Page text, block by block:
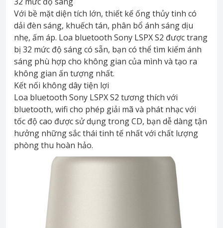
Với bề mặt diện tích lớn, thiết kế ống thủy tinh có
dải đèn sáng, khuếch tán, phân bổ ánh sáng dịu
nhẹ, ấm áp. Loa bluetooth Sony LSPX S2 được trang
bị 32 mức độ sáng có sẵn, bạn có thể tìm kiếm ánh
sáng phù hợp cho không gian của mình và tạo ra
không gian ấn tượng nhất.
Kết nối không dây tiện lợi
Loa bluetooth Sony LSPX S2 tương thích với
bluetooth, wifi cho phép giải mã và phát nhạc với
tốc độ cao được sử dụng trong CD, bạn dễ dàng tận
hưởng những sắc thái tinh tế nhất với chất lượng
phòng thu hoàn hảo.